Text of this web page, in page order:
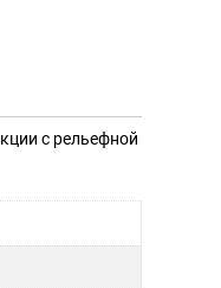
с рельефной